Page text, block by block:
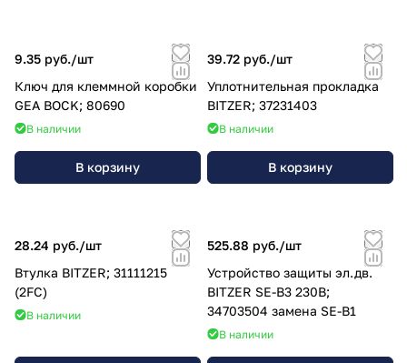
9.35 руб./шт
Ключ для клеммной коробки
GEA BOCK; 80690
В наличии
В корзину
39.72 руб./шт
Уплотнительная прокладка
BITZER; 37231403
В наличии
В корзину
28.24 руб./шт
Втулка BITZER; 31111215
(2FC)
В наличии
525.88 руб./шт
Устройство защиты эл.дв.
BITZER SE-B3 230В;
34703504 замена SE-B1
В наличии